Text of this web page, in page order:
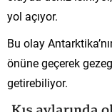
yol açıyor.
Bu olay
önüne geçerek
getirebiliyor.